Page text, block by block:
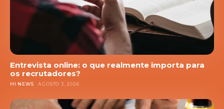
Entrevista online: o que realmente importa para
os recrutadores?
HI NEWS AGOSTO 3, 2026